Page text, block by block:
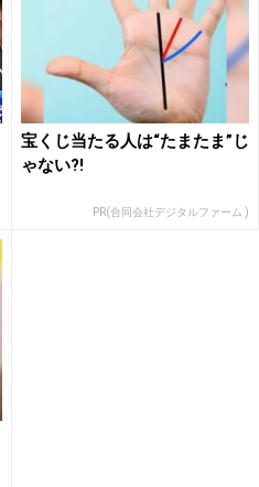
宝くじ当たる人は“たまたま”じ
ゃない?!
PR(合同会社デジタルファーム )